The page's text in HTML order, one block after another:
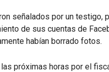
señalados por un testigo,
de sus cuentas de
habían borrado fotos.
próximas horas por el